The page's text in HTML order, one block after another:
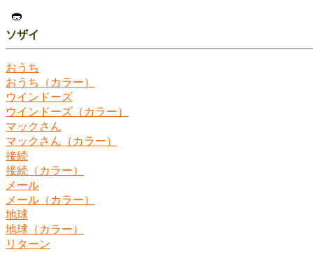
ソザイ
おうち
おうち（カラー）
ウインドーズ
ウインドーズ（カラー）
マックさん
マックさん（カラー）
接続
接続（カラー）
メール
メール（カラー）
地球
地球（カラー）
リターン